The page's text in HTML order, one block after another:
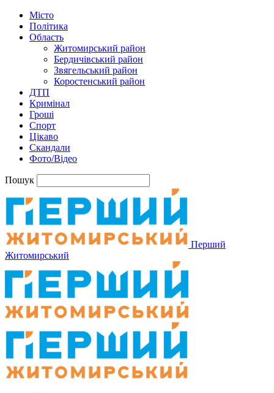
Місто
Політика
Область
Житомирський район
Бердичівський район
Звягельський район
Коростенський район
ДТП
Кримінал
Гроші
Спорт
Цікаво
Скандали
Фото/Відео
Пошук
Перший
Житомирський